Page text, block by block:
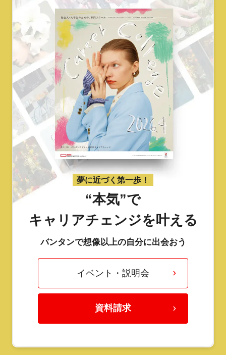
夢に近づく第一歩！
“本気”で
キャリアチェンジを叶える
バンタンで想像以上の自分に出会おう
イベント・説明会
資料請求